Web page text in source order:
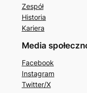
Zespół
Historia
Kariera
Media
Facebook
Instagram
Twitter/X